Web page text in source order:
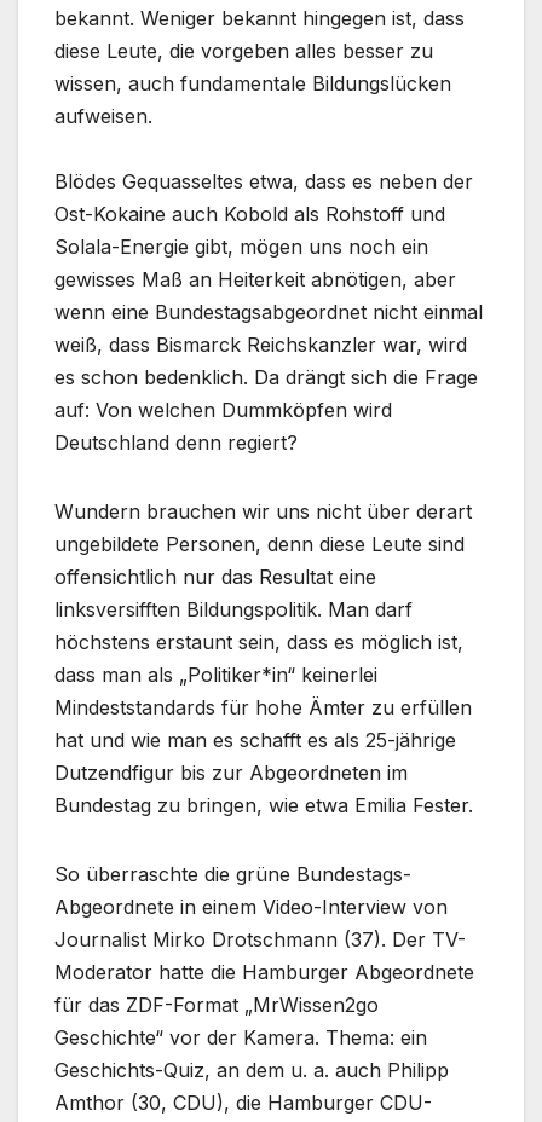
bekannt. Weniger bekannt hingegen ist, dass
diese Leute, die vorgeben alles besser zu
wissen, auch fundamentale Bildungslücken
aufweisen.
Blödes Gequasseltes etwa, dass es neben der
Ost-Kokaine auch Kobold als Rohstoff und
Solala-Energie gibt, mögen uns noch ein
gewisses Maß an Heiterkeit abnötigen, aber
wenn eine Bundestagsabgeordnet nicht einmal
weiß, dass Bismarck Reichskanzler war, wird
es schon bedenklich. Da drängt sich die Frage
auf: Von welchen Dummköpfen wird
Deutschland denn regiert?
Wundern brauchen wir uns nicht über derart
ungebildete Personen, denn diese Leute sind
offensichtlich nur das Resultat eine
linksversifften Bildungspolitik. Man darf
höchstens erstaunt sein, dass es möglich ist,
dass man als „Politiker*in“ keinerlei
Mindeststandards für hohe Ämter zu erfüllen
hat und wie man es schafft es als 25-jährige
Dutzendfigur bis zur Abgeordneten im
Bundestag zu bringen, wie etwa Emilia Fester.
So überraschte die grüne Bundestags-
Abgeordnete in einem Video-Interview von
Journalist Mirko Drotschmann (37). Der TV-
Moderator hatte die Hamburger Abgeordnete
für das ZDF-Format „MrWissen2go
Geschichte“ vor der Kamera. Thema: ein
Geschichts-Quiz, an dem u. a. auch Philipp
Amthor (30, CDU), die Hamburger CDU-